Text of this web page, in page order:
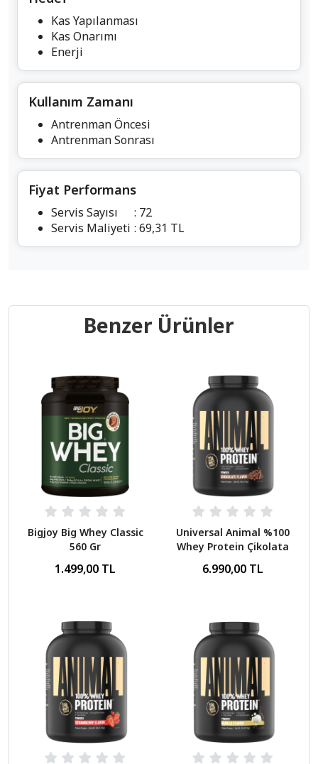
Kas Yapılanması
Kas Onarımı
Enerji
Kullanım Zamanı
Antrenman Öncesi
Antrenman Sonrası
Fiyat Performans
Servis Sayısı
: 72
Servis Maliyeti : 69,31 TL
Benzer Ürünler
Bigjoy Big Whey Classic
560 Gr
1.499,00 TL
Universal Animal %100
Whey Protein Çikolata
6.990,00 TL